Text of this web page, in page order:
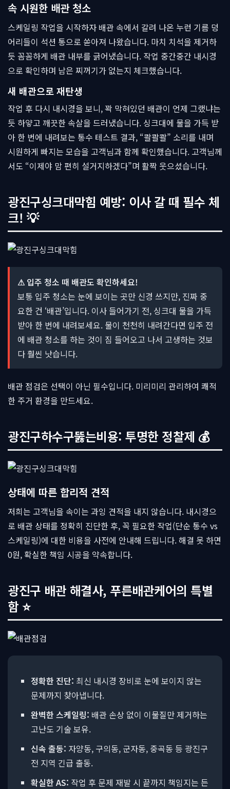
속 시원한 배관 청소
스케일링 작업을 시작하자 배관 속에서 갈려 나온 누런 기름 덩
어리들이 석션 통으로 쏟아져 나왔습니다. 마치 치석을 제거하
듯 꼼꼼하게 배관 내부를 긁어냈습니다. 작업 중간중간 내시경
으로 확인하며 남은 찌꺼기가 없는지 체크했습니다.
새 배관으로 재탄생
작업 후 다시 내시경을 보니, 꽉 막혀있던 배관이 언제 그랬냐는
듯 하얗고 깨끗한 속살을 드러냈습니다. 싱크대에 물을 가득 받
아 한 번에 내려보는 통수 테스트 결과, “콸콸콸” 소리를 내며
시원하게 빠지는 모습을 고객님과 함께 확인했습니다. 고객님께
서도 “이제야 맘 편히 설거지하겠다”며 활짝 웃으셨습니다.
광진구싱크대막힘 예방: 이사 갈 때 필수 체
크! 💡
⚠ 입주 청소 때 배관도 확인하세요!
보통 입주 청소는 눈에 보이는 곳만 신경 쓰지만, 진짜 중
요한 건 ‘배관’입니다. 이사 들어가기 전, 싱크대 물을 가득
받아 한 번에 내려보세요. 물이 천천히 내려간다면 입주 전
에 배관 청소를 하는 것이 짐 들어오고 나서 고생하는 것보
다 훨씬 낫습니다.
배관 점검은 선택이 아닌 필수입니다. 미리미리 관리하여 쾌적
한 주거 환경을 만드세요.
광진구하수구뚫는비용: 투명한 정찰제 💰
상태에 따른 합리적 견적
저희는 고객님을 속이는 과잉 견적을 내지 않습니다. 내시경으
로 배관 상태를 정확히 진단한 후, 꼭 필요한 작업(단순 통수 vs
스케일링)에 대한 비용을 사전에 안내해 드립니다. 해결 못 하면
0원, 확실한 책임 시공을 약속합니다.
광진구 배관 해결사, 푸른배관케어의 특별
함 ⭐
정확한 진단: 최신 내시경 장비로 눈에 보이지 않는
문제까지 찾아냅니다.
완벽한 스케일링: 배관 손상 없이 이물질만 제거하는
고난도 기술 보유.
신속 출동: 자양동, 구의동, 군자동, 중곡동 등 광진구
전 지역 긴급 출동.
확실한 AS: 작업 후 문제 재발 시 끝까지 책임지는 든